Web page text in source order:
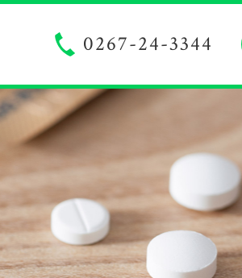
0267-24-3344
トップ
当社の思い
サービス内容
SERVICE
お知らせ
NEWS
コンテンツ
CONTENTS